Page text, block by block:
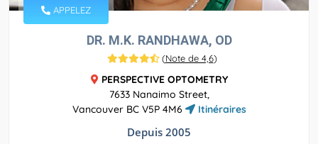
APPELEZ
DR. M.K. RANDHAWA, OD
(Note de 4,6)
PERSPECTIVE OPTOMETRY
7633 Nanaimo Street,
Vancouver BC V5P 4M6
Itinéraires
Depuis 2005